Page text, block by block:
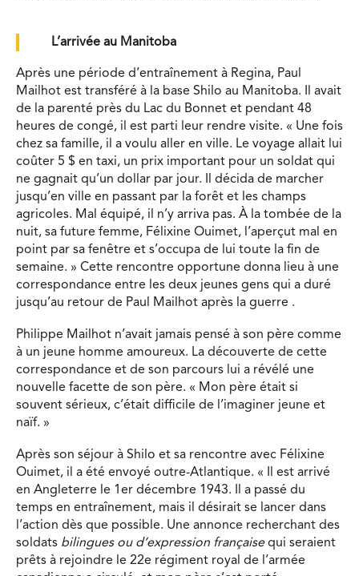
L’arrivée au Manitoba
Après une période d’entraînement à Regina, Paul
Mailhot est transféré à la base Shilo au Manitoba. Il avait
de la parenté près du Lac du Bonnet et pendant 48
heures de congé, il est parti leur rendre visite. « Une fois
chez sa famille, il a voulu aller en ville. Le voyage allait lui
coûter 5 $ en taxi, un prix important pour un soldat qui
ne gagnait qu’un dollar par jour. Il décida de marcher
jusqu’en ville en passant par la forêt et les champs
agricoles. Mal équipé, il n’y arriva pas. À la tombée de la
nuit, sa future femme, Félixine Ouimet, l’aperçut mal en
point par sa fenêtre et s’occupa de lui toute la fin de
semaine. » Cette rencontre opportune donna lieu à une
correspondance entre les deux jeunes gens qui a duré
jusqu’au retour de Paul Mailhot après la guerre .
Philippe Mailhot n’avait jamais pensé à son père comme
à un jeune homme amoureux. La découverte de cette
correspondance et de son parcours lui a révélé une
nouvelle facette de son père. « Mon père était si
souvent sérieux, c’était difficile de l’imaginer jeune et
naïf. »
Après son séjour à Shilo et sa rencontre avec Félixine
Ouimet, il a été envoyé outre-Atlantique. « Il est arrivé
en Angleterre le 1 er décembre 1943. Il a passé du
temps en entraînement, mais il désirait se lancer dans
l’action dès que possible. Une annonce recherchant des
soldats bilingues ou d’expression françaisequi seraient
prêts à rejoindre le 22e régiment royal de l’armée